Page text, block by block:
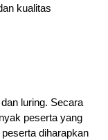
kualitas
luring. Secara
peserta yang
diharapkan